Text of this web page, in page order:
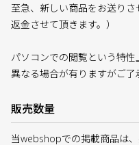
至急、新しい商品をお送りさ
返金させて頂きます。）
パソコンでの閲覧という特
異なる場合が有りますがご了
販売数量
当webshopでの掲載商品は